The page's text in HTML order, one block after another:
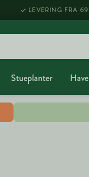
LEVERING FRA
Stueplanter Have